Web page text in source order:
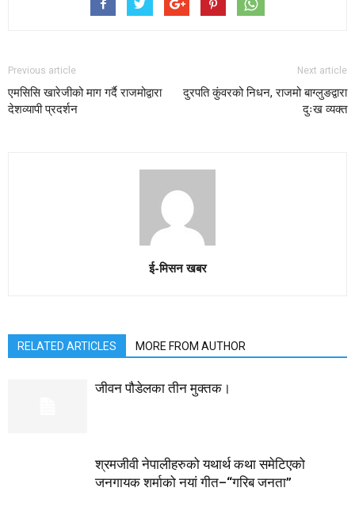
Previous article
एमसिसि खारेजीको माग गर्दै राजमोद्वारा
देशव्यापी प्रदर्शन
Next article
दुरपति कुंवरको निधन, राजमो बाग्लुङद्वारा
दुःख व्यक्त
ई-मिसन खबर
RELATED ARTICLES MORE FROM AUTHOR
जीवन पौडेलका तीन मुक्तक।
श्रमजीवी नेपालीहरुको यथार्थ कथा समेटिएको
जनगायक शर्माको नयां गीत–“गरिब जनता”